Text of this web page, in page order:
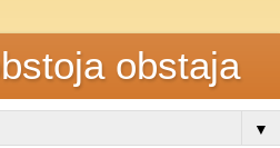
obstaja
▼